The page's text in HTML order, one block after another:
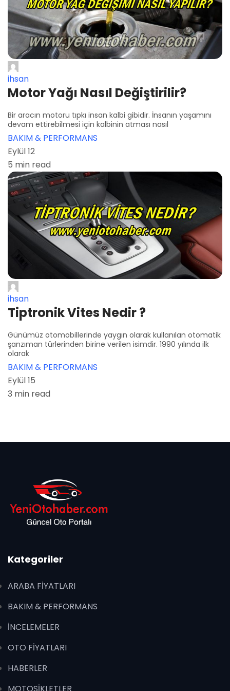
ihsan
Motor Yağı Nasıl Değiştirilir?
Bir aracın motoru tıpkı insan kalbi gibidir. İnsanın yaşamını
devam ettirebilmesi için kalbinin atması nasıl
BAKIM & PERFORMANS
Eylül 12
5 min read
ihsan
Tiptronik Vites Nedir ?
Günümüz otomobillerinde yaygın olarak kullanılan otomatik
şanzıman türlerinden birine verilen isimdir. 1990 yılında ilk
olarak
BAKIM & PERFORMANS
Eylül 15
3 min read
Kategoriler
ARABA FİYATLARI
BAKIM & PERFORMANS
İNCELEMELER
OTO FİYATLARI
HABERLER